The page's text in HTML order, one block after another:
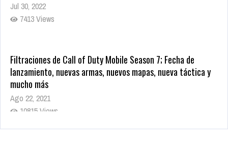
Jul 30, 2022
7413 Views
Filtraciones de Call of Duty Mobile Season 7; Fecha de
lanzamiento, nuevas armas, nuevos mapas, nueva táctica y
mucho más
Ago 22, 2021
10815 Views
La configuración de Call of Duty 2021 aparentemente ya fue